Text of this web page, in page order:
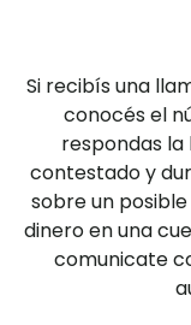
Si recibís una
conocés el
respondas la
contestado y
sobre un
dinero en una
comunicate